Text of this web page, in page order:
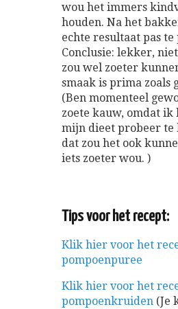
wou het immers
houden. Na het
echte resultaat pas te
Conclusie: lekker,
zou wel zoeter
smaak is prima zoals
(Ben momenteel
zoete kauw, omdat
mijn dieet probeer te
dat zou het ook
iets zoeter wou. )
Tips voor het recept:
Klik hier voor het
pompoenpuree
Klik hier voor het
pompoenkruiden (Je